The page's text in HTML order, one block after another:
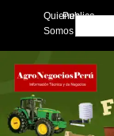
Quienes
Somos
Publica
Search